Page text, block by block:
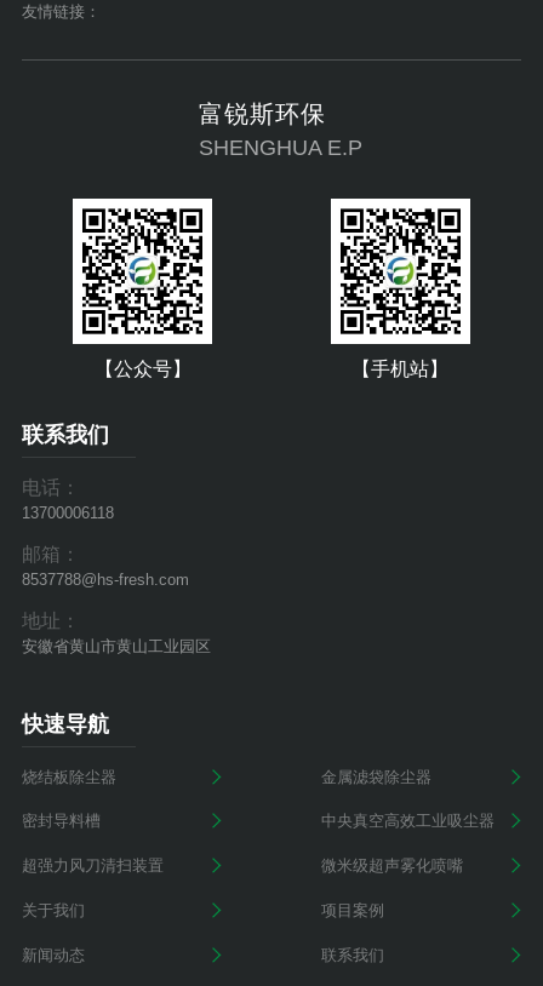
友情链接：
富锐斯环保
SHENGHUA E.P
【公众号】 【手机站】
联系我们
电话：
13700006118
邮箱：
8537788@hs-fresh.com
地址：
安徽省黄山市黄山工业园区
快速导航
烧结板除尘器 金属滤袋除尘器
密封导料槽 中央真空高效工业吸尘器
超强力风刀清扫装置 微米级超声雾化喷嘴
关于我们 项目案例
新闻动态 联系我们